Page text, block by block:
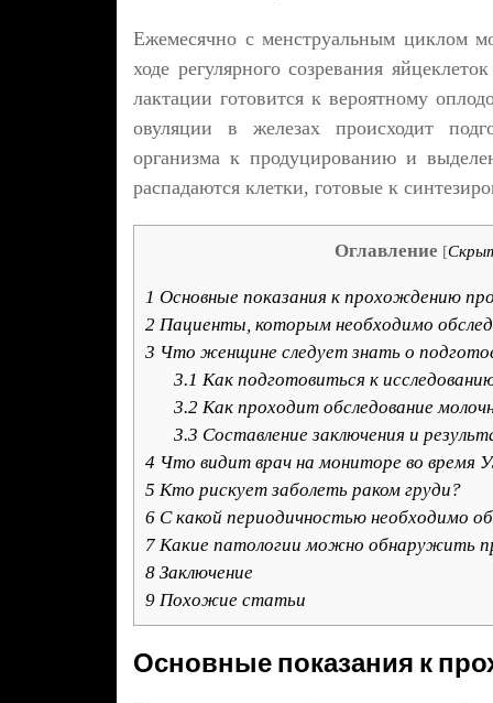
Ежемесячно с менструальным циклом
ходе регулярного созревания
лактации готовится к вероятному
овуляции в железах происходит
организма к продуцированию и
распадаются клетки, готовые к
Оглавление [
1 Основные показания к прохождению
2 Пациенты, которым необходимо
3 Что женщине следует знать о
3.1 Как подготовиться к
3.2 Как проходит обследование
3.3 Составление заключения и
4 Что видит врач на мониторе во время
5 Кто рискует заболеть раком груди?
6 С какой периодичностью необходимо
7 Какие патологии можно обнаружить
8 Заключение
9 Похожие статьи
Основные показания к